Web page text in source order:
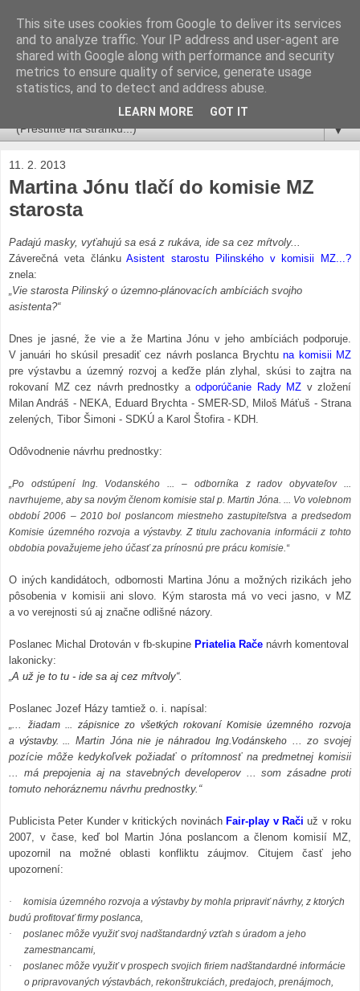
Miro Ščibrany
po mame Julke Beladič
admin račan.sk
▼
11. 2. 2013
Martina Jónu tlačí do komisie MZ
starosta
Padajú masky, vyťahujú sa esá z rukáva, ide sa cez mŕtvoly...
Záverečná veta článkuAsistent starostu Pilinského v komisii MZ...?
znela:
„Vie starosta Pilinský o územno-plánovacích ambíciách svojho
asistenta?“
Dnes je jasné, že vie a že Martina Jónu v jeho ambíciách podporuje.
V januári ho skúsil presadiť cez návrh poslanca Brychtuna komisii MZ
pre výstavbu a územný rozvoj a keďže plán zlyhal, skúsi to zajtra na
rokovaní MZ cez návrh prednostky a odporúčanie Rady MZ v zložení
Milan Andráš - NEKA, Eduard Brychta - SMER-SD, Miloš Máťuš - Strana
zelených, Tibor Šimoni - SDKÚ a Karol Štofira - KDH.
Odôvodnenie návrhu prednostky:
„Po odstúpení Ing. Vodanského ... – odborníka z radov obyvateľov ...
navrhujeme, aby sa novým členom komisie stal p. Martin Jóna. ... Vo volebnom
období 2006 – 2010 bol poslancom miestneho zastupiteľstva a predsedom
Komisie územného rozvoja a výstavby. Z titulu zachovania informácii z tohto
obdobia považujeme jeho účasť za prínosnú pre prácu komisie.“
O iných kandidátoch, odbornosti Martina Jónu a možných rizikách jeho
pôsobenia v komisii ani slovo. Kým starosta má vo veci jasno, v MZ
a vo verejnosti sú aj značne odlišné názory.
Poslanec Michal Drotován v fb-skupine Priatelia Rače návrh komentoval
lakonicky:
A už je to tu - ide sa aj cez mŕtvoly“.
Poslanec Jozef Házy tamtiež o. i. napísal:
žiadam ... zápisnice zo všetkých rokovaní Komisie územného rozvoja
a výstavby. ... Martin Jónanie je náhradou Ing.Vodánskeho ... zo svojej
pozície môže kedykoľvek požiadať o prítomnosť na predmetnej komisii
... má prepojenia aj na stavebných developerov ... som zásadne proti
tomuto nehoráznemu návrhu prednostky.“
Publicista Peter Kunder v kritických novinách Fair-play v Rači už v roku
2007, v čase, keď bol Martin Jóna poslancom a členom komisií MZ,
upozornil na možné oblasti konfliktu záujmov. Citujem časť jeho
upozornení:
·
komisia územného rozvoja a výstavby by mohla pripraviť návrhy, z ktorých
budú profitovať firmy poslanca,
·
poslanec môže využiť svoj nadštandardný vzťah s úradom a jeho
zamestnancami,
·
poslanec môže využiť v prospech svojich firiem nadštandardné informácie
o pripravovaných výstavbách, rekonštrukciách, predajoch, prenájmoch,
This site uses cookies from Google to deliver its services
and to analyze traffic. Your IP address and user-agent are
shared with Google along with performance and security
metrics to ensure quality of service, generate usage
statistics, and to detect and address abuse.
LEARN MORE GOT IT